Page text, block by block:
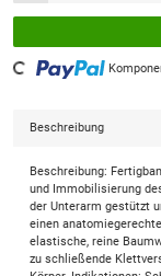
Loading...
Beschreibung
Beschreibung:
und Immobilisierung
der Unterarm gestützt
einen
elastische, reine
zu schließende